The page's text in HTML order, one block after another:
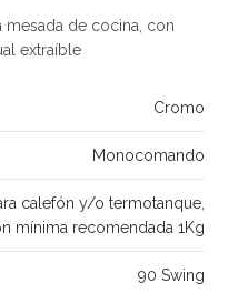
de cocina, con
extraíble
Cromo
Monocomando
calefón y/o termotanque
mínima recomendada 1Kg
90 Swing